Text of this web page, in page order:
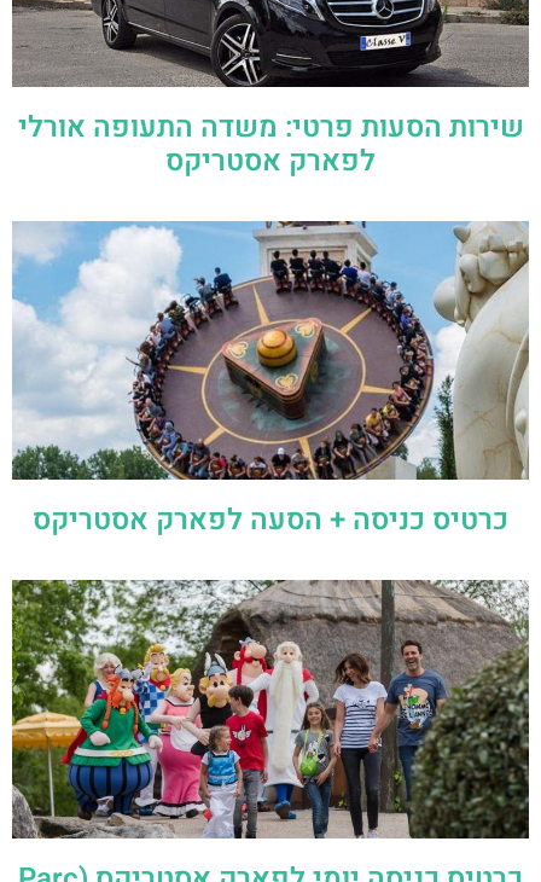
שירות הסעות פרטי: משדה התעופה אורלי
לפארק אסטריקס
כרטיס כניסה + הסעה לפארק אסטריקס